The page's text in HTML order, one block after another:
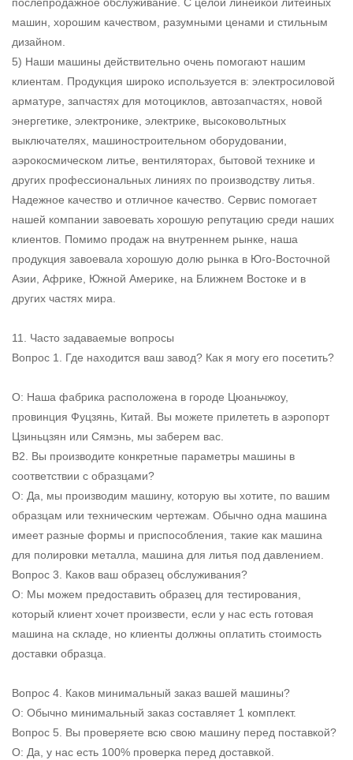
машин, хорошим качеством, разумными ценами и стильным
дизайном.
5) Наши машины действительно очень помогают нашим
клиентам. Продукция широко используется в: электросиловой
арматуре, запчастях для мотоциклов, автозапчастях, новой
энергетике, электронике, электрике, высоковольтных
выключателях, машиностроительном оборудовании,
аэрокосмическом литье, вентиляторах, бытовой технике и
других профессиональных линиях по производству литья.
Надежное качество и отличное качество. Сервис помогает
нашей компании завоевать хорошую репутацию среди наших
клиентов. Помимо продаж на внутреннем рынке, наша
продукция завоевала хорошую долю рынка в Юго-Восточной
Азии, Африке, Южной Америке, на Ближнем Востоке и в
других частях мира.
11. Часто задаваемые вопросы
Вопрос 1. Где находится ваш завод? Как я могу его посетить?
О: Наша фабрика расположена в городе Цюаньчжоу,
провинция Фуцзянь, Китай. Вы можете прилететь в аэропорт
Цзиньцзян или Сямэнь, мы заберем вас.
В2. Вы производите конкретные параметры машины в
соответствии с образцами?
О: Да, мы производим машину, которую вы хотите, по вашим
образцам или техническим чертежам. Обычно одна машина
имеет разные формы и приспособления, такие как машина
для полировки металла, машина для литья под давлением.
Вопрос 3. Каков ваш образец обслуживания?
О: Мы можем предоставить образец для тестирования,
который клиент хочет произвести, если у нас есть готовая
машина на складе, но клиенты должны оплатить стоимость
доставки образца.
Вопрос 4. Каков минимальный заказ вашей машины?
О: Обычно минимальный заказ составляет 1 комплект.
Вопрос 5. Вы проверяете всю свою машину перед поставкой?
О: Да, у нас есть 100% проверка перед доставкой.